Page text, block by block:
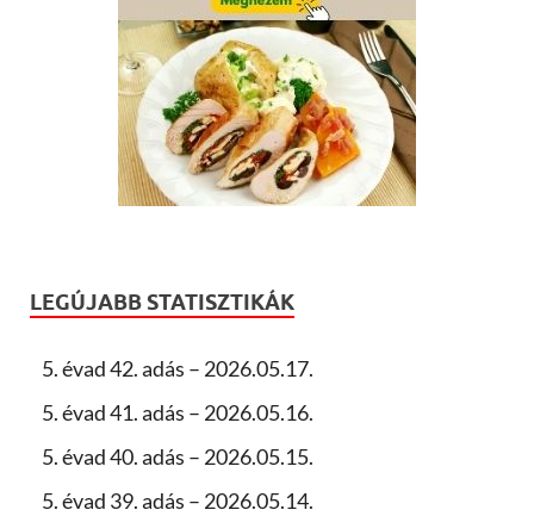
LEGÚJABB STATISZTIKÁK
5. évad 42. adás – 2026.05.17.
5. évad 41. adás – 2026.05.16.
5. évad 40. adás – 2026.05.15.
5. évad 39. adás – 2026.05.14.